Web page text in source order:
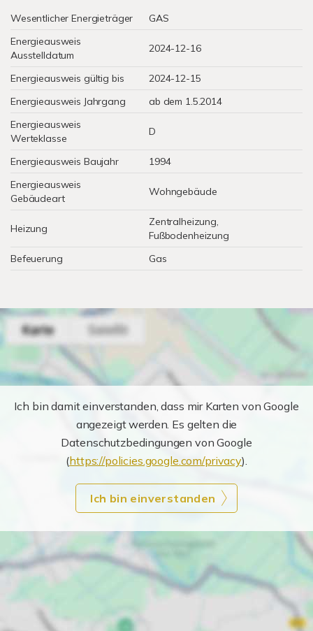
Wesentlicher Energieträger
GAS
Energieausweis
Ausstelldatum
2024-12-16
Energieausweis gültig bis
2024-12-15
Energieausweis Jahrgang
ab dem 1.5.2014
Energieausweis
Werteklasse
D
Energieausweis Baujahr
1994
Energieausweis
Gebäudeart
Wohngebäude
Heizung
Zentralheizung,
Fußbodenheizung
Befeuerung
Gas
Ich bin damit einverstanden, dass mir Karten von Google
angezeigt werden. Es gelten die
Datenschutzbedingungen von Google
(https://policies.google.com/privacy).
Ich bin einverstanden